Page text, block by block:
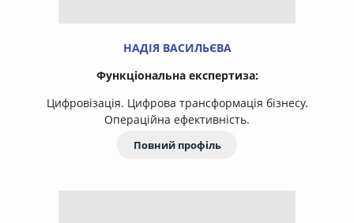
НАДІЯ ВАСИЛЬЄВА
Функціональна експертиза:
Цифровізація. Цифрова трансформація бізнесу.
Операційна ефективність.
Повний профіль